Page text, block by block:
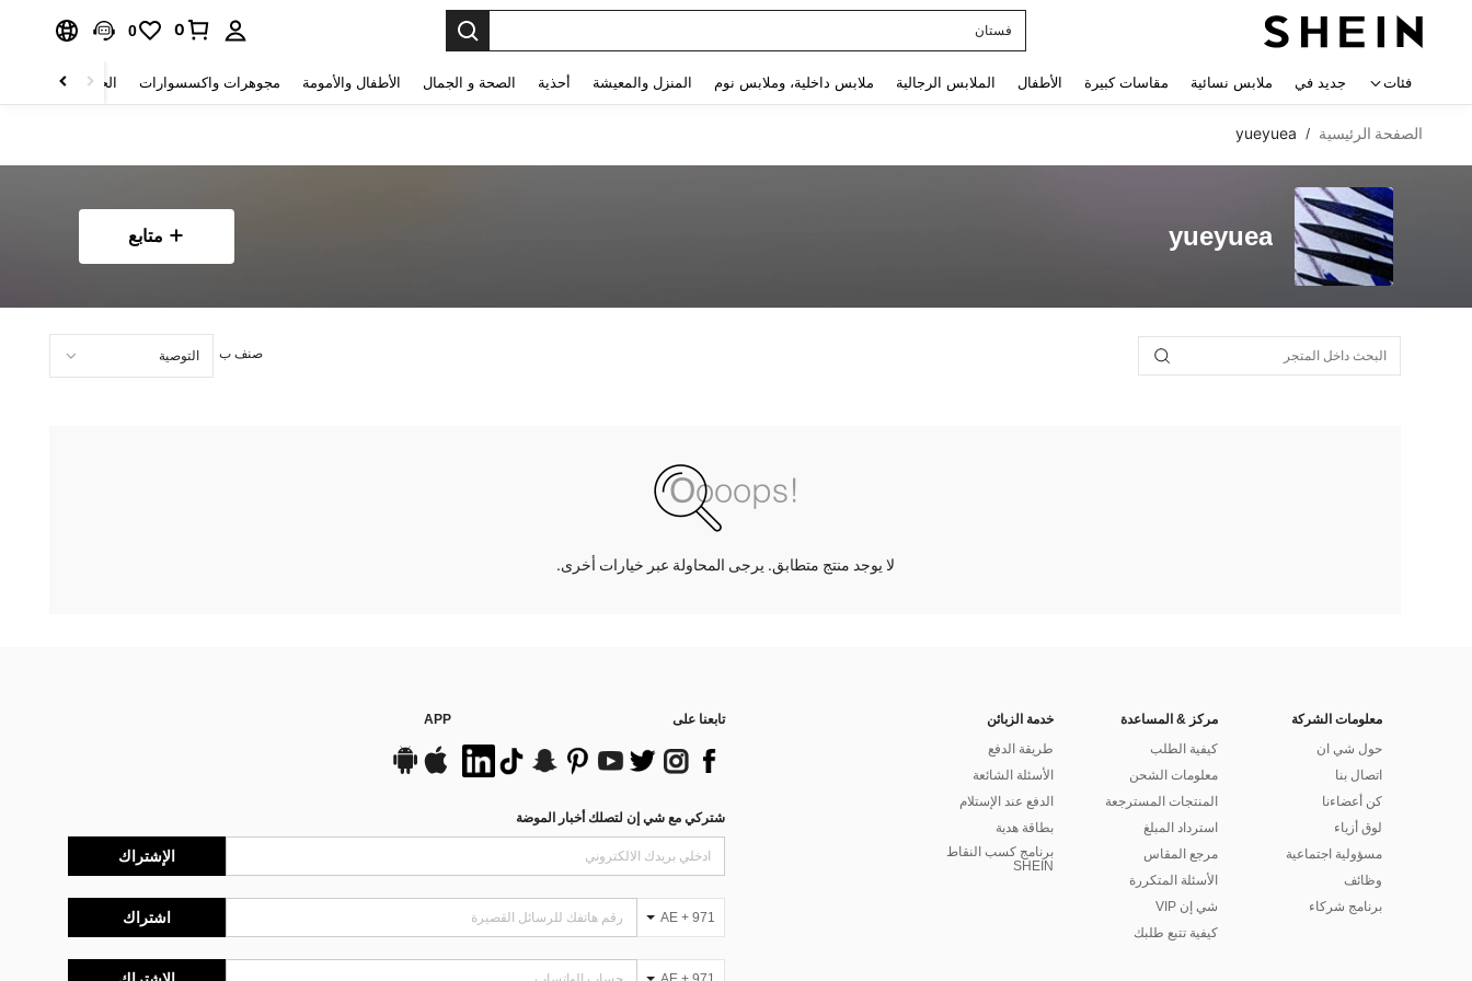
فستان
0
0
فئات جديد في ملابس نسائية مقاسات كبيرة الأطفال الملابس الرجالية ملابس داخلية، وملابس نوم المنزل والمعيشة أحذية الصحة و الجمال الأطفال والأمومة مجوهرات واكسسوارات الحقائب والأمتعة
الصفحة الرئيسية /
yueyuea
yueyuea متابع
صنف ب
لا يوجد منتج متطابق. يرجى المحاولة عبر خيارات أخرى.
معلومات الشركة
حول شي ان
اتصال بنا
كن أعضاءنا
لوق أزياء
مسؤولية اجتماعية
وظائف
برنامج شركاء
مركز & المساعدة
كيفية الطلب
معلومات الشحن
المنتجات المسترجعة
استرداد المبلغ
مرجع المقاس
الأسئلة المتكررة
شي إن VIP
كيفية تتبع طلبك
خدمة الزبائن
طريقة الدفع
الأسئلة الشائعة
الدفع عند الإستلام
بطاقة هدية
برنامج كسب النقاط
SHEIN
تابعنا على APP
شتركي مع شي إن لتصلك أخبار الموضة
الإشتراك
AE + 971 اشتراك